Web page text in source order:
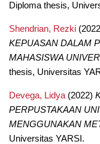
Diploma thesis,
Shendrian, Rezki
KEPUASAN DALAM
MAHASISWA
thesis, Universitas
Devega, Lidya(2022)
PERPUSTAKAAN
MENGGUNAKAN
Universitas YARSI.